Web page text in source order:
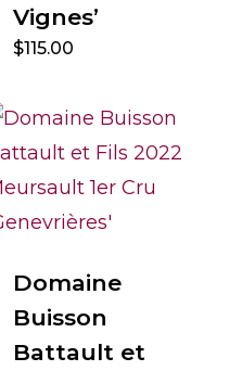
Vignes’
$115.00
Domaine
Buisson
Battault et